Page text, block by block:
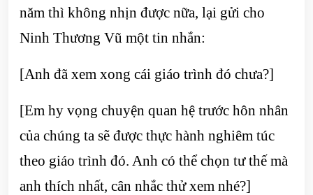
năm thì không nhịn được nữa, lại gửi cho
Ninh Thương Vũ một tin nhắn:
[Anh đã xem xong cái giáo trình đó chưa?]
[Em hy vọng chuyện quan hệ trước hôn nhân
của chúng ta sẽ được thực hành nghiêm túc
theo giáo trình đó. Anh có thể chọn tư thế mà
anh thích nhất, cân nhắc thử xem nhé?]